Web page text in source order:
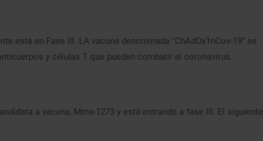
está en Fase III. LA vacuna denominada “ChAdOx1nCov-19” se
y células T que pueden combatir el coronavirus.
a vacuna, Mrna-1273 y está entrando a fase III. El siguiente